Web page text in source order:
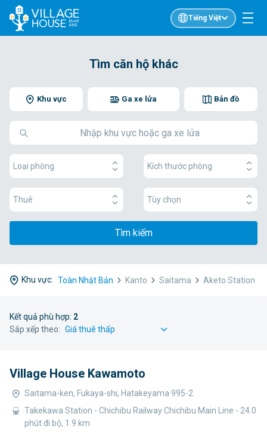
Tiếng Việt
Tìm căn hộ khác
Khu vực Bản đồ
Ga xe lửa
Loại phòng Kích thước phòng
Thuê Tùy chọn
Tìm kiếm
Khu vực: Toàn Nhật Bản Kanto Saitama Aketo Station
Kết quả phù hợp: 2
Sắp xếp theo:
Village House Kawamoto
Saitama-ken, Fukaya-shi, Hatakeyama 995-2
Takekawa Station - Chichibu Railway Chichibu Main Line - 24.0
phút đi bộ, 1.9 km